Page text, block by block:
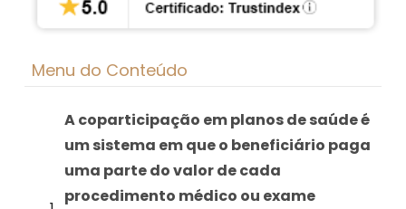
Menu do Conteúdo
A coparticipação em planos de saúde é
um sistema em que o beneficiário paga
uma parte do valor de cada
procedimento médico ou exame